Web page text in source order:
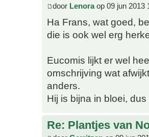
door Lenoraop 09 jun 2013
Ha Frans, wat goed,
die is ook wel erg
Eucomis lijkt er wel
omschrijving wat
anders.
Hij is bijna in bloei,
Re: Plantjes van